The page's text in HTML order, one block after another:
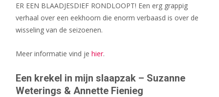
ER EEN BLAADJESDIEF RONDLOOPT! Een erg grappig
verhaal over een eekhoorn die enorm verbaasd is over de
wisseling van de seizoenen.
Meer informatie vind je hier.
Een krekel in mijn slaapzak – Suzanne
Weterings & Annette Fienieg